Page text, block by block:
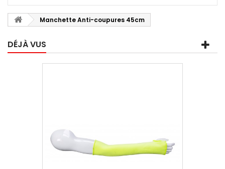
Manchette Anti-coupures 45cm
DÉJÀ VUS